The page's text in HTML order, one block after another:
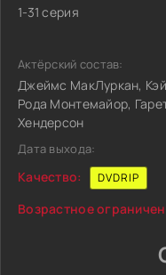
1-31 серия
Актёрский состав:
Джеймс МакЛуркан,
Рода Монтемайор,
Хендерсон
Дата выхода:
Качество: DVDRIP
Возрастное